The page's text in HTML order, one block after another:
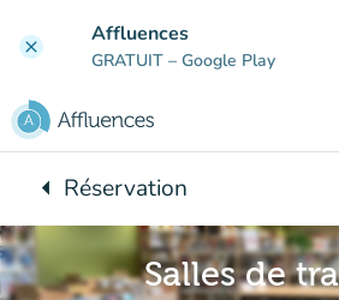
clear Affluences
GRATUIT – Google Play
arrow_leftRetour à :
Réservation
Salles de